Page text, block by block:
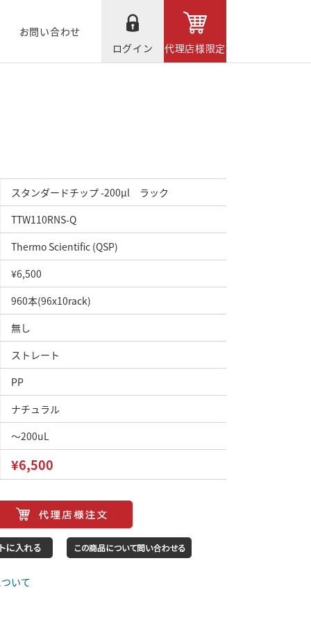
お問い合わせ
ログイン
代理店様限定
スタンダードチップ -200μl ラック
TTW110RNS-Q
Thermo Scientific (QSP)
¥6,500
960本(96x10rack)
無し
ストレート
PP
ナチュラル
～200uL
¥6,500
いて